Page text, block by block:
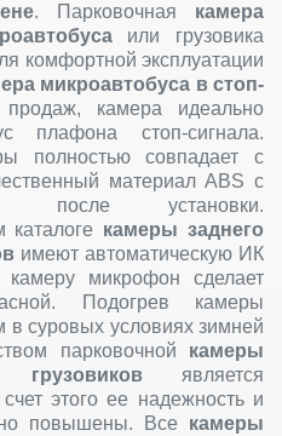
. Парковочная камера
или грузовика
комфортной эксплуатации
микроавтобуса в стоп-
камера идеально
плафона стоп-сигнала.
полностью совпадает с
материал ABS с
после установки.
камеры заднего
имеют автоматическую ИК
камеру микрофон сделает
Подогрев камеры
в суровых условиях зимней
парковочной камеры
является
этого ее надежность и
повышены. Все камеры